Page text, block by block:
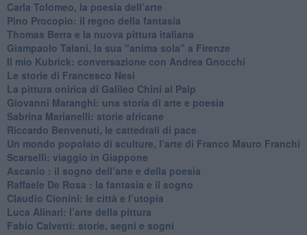
Carla Tolomeo, la poesia dell’arte
Pino Procopio: il regno della fantasia
Thomas Berra e la nuova pittura italiana
Giampaolo Talani, la sua "anima sola" a Firenze
Il mio Kubrick: conversazione con Andrea Gnocchi
Le storie di Francesco Nesi
​La pittura onirica di Galileo Chini al Palp
​Giovanni Maranghi: una storia di arte e poesia
Sabrina Marianelli: storie africane
​Riccardo Benvenuti, le cattedrali di pace
​Un mondo popolato di sculture, l’arte di Franco Mauro Franchi
​Scarselli: viaggio in Giappone
​Ascanio : il sogno dell’arte e della poesia
Raffaele De Rosa : la fantasia e il sogno
​Claudio Cionini: le città e l’utopia
Luca Alinari: l’arte della pittura
​Fabio Calvetti: storie, segni e sogni